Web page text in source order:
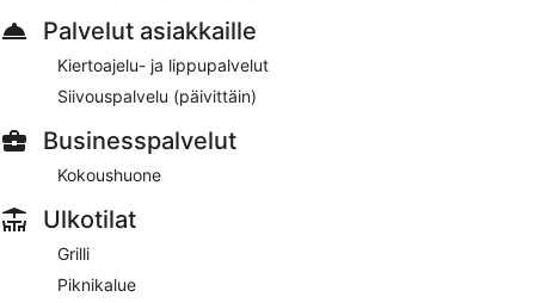
Palvelut asiakkaille
Kiertoajelu- ja lippupalvelut
Siivouspalvelu (päivittäin)
Businesspalvelut
Kokoushuone
Ulkotilat
Grilli
Piknikalue